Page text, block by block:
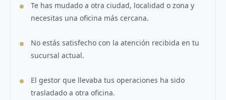
Te has mudado a otra ciudad, localidad o zona y
necesitas una oficina más cercana.
No estás satisfecho con la atención recibida en tu
sucursal actual.
El gestor que llevaba tus operaciones ha sido
trasladado a otra oficina.